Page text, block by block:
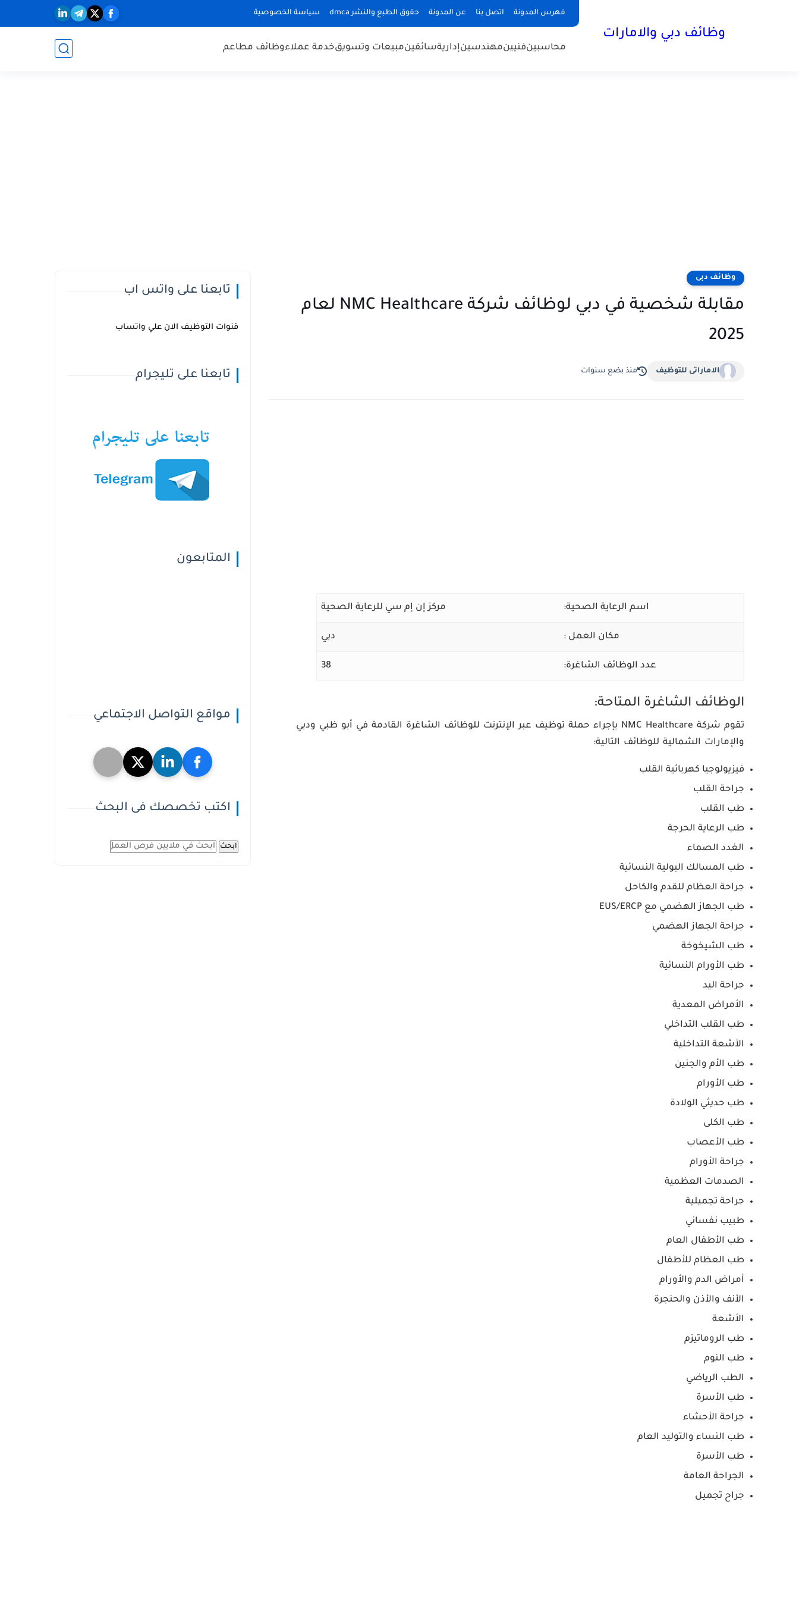
فهرس المدونة اتصل بنا عن المدونة حقوق الطبع والنشر dmca سياسة الخصوصية
وظائف دبي والامارات
محاسبينفنيينمهندسينإداريةسائقينمبيعات وتسويقخدمة عملاءوظائف مطاعم
وظائف دبى
مقابلة شخصية في دبي لوظائف شركة NMC Healthcare لعام
2025
الاماراتى للتوظيف منذ بضع سنوات
اسم الرعاية الصحية: مركز إن إم سي للرعاية الصحية
مكان العمل : دبي
عدد الوظائف الشاغرة: 38
الوظائف الشاغرة المتاحة:
تقوم شركة NMC Healthcare بإجراء حملة توظيف عبر الإنترنت للوظائف الشاغرة القادمة في أبو ظبي ودبي
والإمارات الشمالية للوظائف التالية:
فيزيولوجيا كهربائية القلب
جراحة القلب
طب القلب
طب الرعاية الحرجة
الغدد الصماء
طب المسالك البولية النسائية
جراحة العظام للقدم والكاحل
طب الجهاز الهضمي مع EUS/ERCP
جراحة الجهاز الهضمي
طب الشيخوخة
طب الأورام النسائية
جراحة اليد
الأمراض المعدية
طب القلب التداخلي
الأشعة التداخلية
طب الأم والجنين
طب الأورام
طب حديثي الولادة
طب الكلى
طب الأعصاب
جراحة الأورام
الصدمات العظمية
جراحة تجميلية
طبيب نفساني
طب الأطفال العام
طب العظام للأطفال
أمراض الدم والأورام
الأنف والأذن والحنجرة
الأشعة
طب الروماتيزم
طب النوم
الطب الرياضي
طب الأسرة
جراحة الأحشاء
طب النساء والتوليد العام
طب الأسرة
الجراحة العامة
جراح تجميل
تابعنا على واتس اب
قنوات التوظيف الان علي واتساب
تابعنا على تليجرام
المتابعون
مواقع التواصل الاجتماعي
اكتب تخصصك فى البحث
ابحث